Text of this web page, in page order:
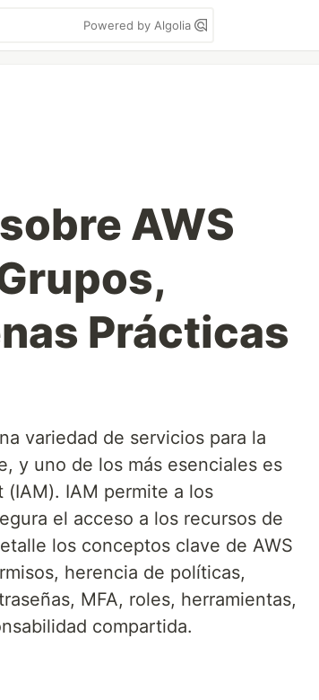
Powered by Algolia
AWS
Prácticas
variedad de servicios para la
y uno de los más esenciales es
(IAM). IAM permite a los
el acceso a los recursos de
los conceptos clave de AWS
herencia de políticas,
MFA, roles, herramientas,
compartida.